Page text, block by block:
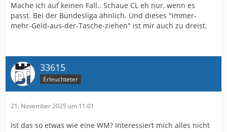
Mache ich auf keinen Fall.. Schaue CL eh nur, wenn es
passt. Bei der Bundesliga ähnlich. Und dieses "immer-
mehr-Geld-aus-der-Tasche-ziehen" ist mir auch zu dreist.
33615
Erleuchteter
21. November 2025 um 11:01
Ist das so etwas wie eine WM? Interessiert mich alles nicht